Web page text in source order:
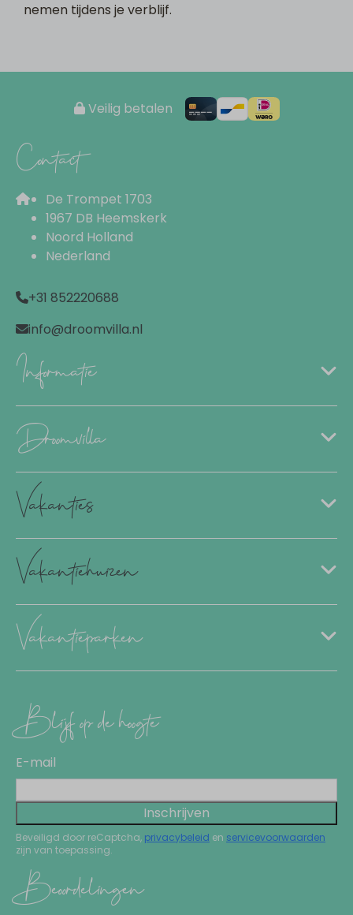
nemen tijdens je verblijf.
Veilig betalen
Contact
De Trompet 1703
1967 DB Heemskerk
Noord Holland
Nederland
+31 852220688
info@droomvilla.nl
Informatie
Droomvilla
Vakanties
Vakantiehuizen
Vakantieparken
Blijf op de hoogte
E-mail
Inschrijven
Beveiligd door reCaptcha, privacybeleid en servicevoorwaarden
zijn van toepassing.
Beoordelingen